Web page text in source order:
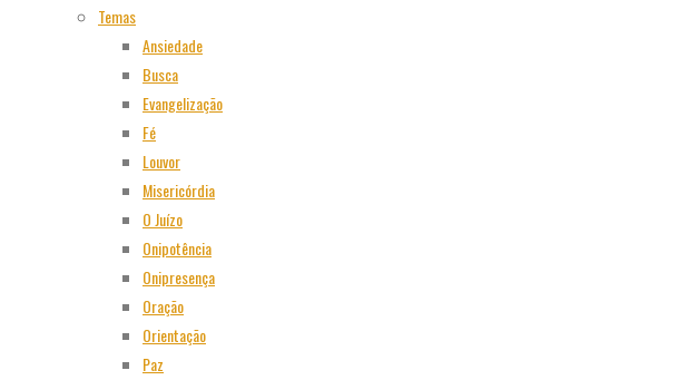
Temas
Ansiedade
Busca
Evangelização
Fé
Louvor
Misericórdia
O Juízo
Onipotência
Onipresença
Oração
Orientação
Paz